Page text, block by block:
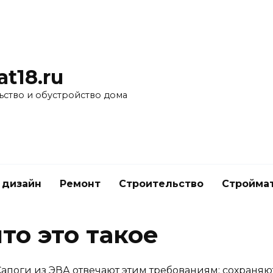
и обустройство дома
Ремонт Строительство
это такое
из ЭВА отвечают этим требованиям: